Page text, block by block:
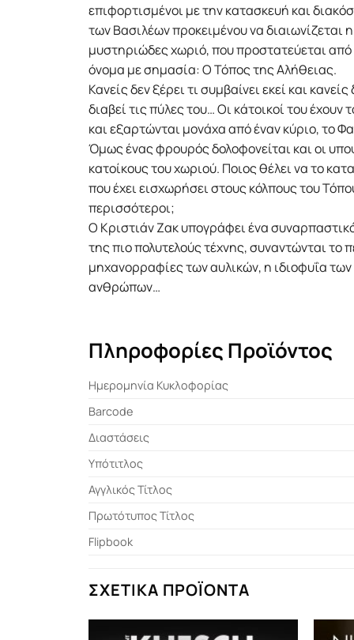
επιφορτισμένοι με την κατασκευή και
των Βασιλέων προκειμένου να διαιωνίζεται
μυστηριώδες χωριό, που προστατεύεται
όνομα με σημασία: Ο Τόπος της Αλήθειας.
Κανείς δεν ξέρει τι συμβαίνει εκεί και
διαβεί τις πύλες του… Οι κάτοικοί του έχουν
και εξαρτώνται μονάχα από έναν κύριο, το
Όμως ένας φρουρός δολοφονείται και οι
κατοίκους του χωριού. Ποιος θέλει να το
που έχει εισχωρήσει στους κόλπους του
περισσότεροι;
Ο Κριστιάν Ζακ υπογράφει ένα
της πιο πολυτελούς τέχνης, συναντώνται
μηχανορραφίες των αυλικών, η ιδιοφυΐα
ανθρώπων…
Πληροφορίες Προϊόντος
Ημερομηνία Κυκλοφορίας
Barcode
Διαστάσεις
Υπότιτλος
Αγγλικός Τίτλος
Πρωτότυπος Τίτλος
Flipbook
ΣΧΕΤΙΚΆ ΠΡΟΪΌΝΤΑ